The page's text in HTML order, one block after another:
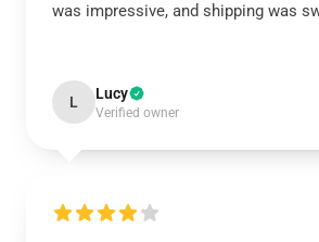
was impressive, and shipping was
L Lucy
Verified owner